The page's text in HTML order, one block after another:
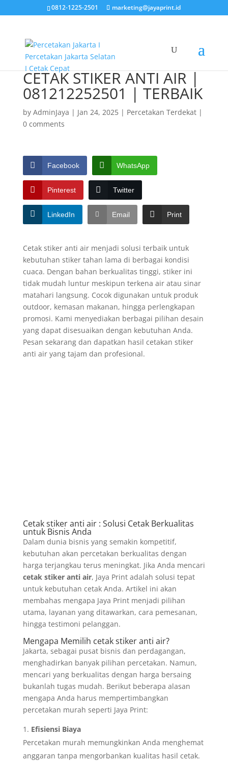
0812-1225-2501 marketing@jayaprint.id
CETAK STIKER ANTI AIR |
081212252501 | TERBAIK
by AdminJaya | Jan 24, 2025| Percetakan Terdekat|
0 comments
Facebook WhatsApp
Pinterest Twitter
LinkedIn Email Print
Cetak stiker anti air menjadi solusi terbaik untuk
kebutuhan stiker tahan lama di berbagai kondisi
cuaca. Dengan bahan berkualitas tinggi, stiker ini
tidak mudah luntur meskipun terkena air atau sinar
matahari langsung. Cocok digunakan untuk produk
outdoor, kemasan makanan, hingga perlengkapan
promosi. Kami menyediakan berbagai pilihan desain
yang dapat disesuaikan dengan kebutuhan Anda.
Pesan sekarang dan dapatkan hasil cetakan stiker
anti air yang tajam dan profesional.
Cetak stiker anti air : Solusi Cetak Berkualitas
untuk Bisnis Anda
Dalam dunia bisnis yang semakin kompetitif,
kebutuhan akan percetakan berkualitas dengan
harga terjangkau terus meningkat. Jika Anda mencari
cetak stiker anti air, Jaya Print adalah solusi tepat
untuk kebutuhan cetak Anda. Artikel ini akan
membahas mengapa Jaya Print menjadi pilihan
utama, layanan yang ditawarkan, cara pemesanan,
hingga testimoni pelanggan.
Mengapa Memilih cetak stiker anti air?
Jakarta, sebagai pusat bisnis dan perdagangan,
menghadirkan banyak pilihan percetakan. Namun,
mencari yang berkualitas dengan harga bersaing
bukanlah tugas mudah. Berikut beberapa alasan
mengapa Anda harus mempertimbangkan
percetakan murah seperti Jaya Print:
Efisiensi Biaya
Percetakan murah memungkinkan Anda menghemat
anggaran tanpa mengorbankan kualitas hasil cetak.